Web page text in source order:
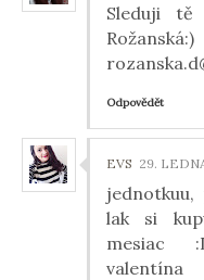
Sleduji
Rožanská:)
Odpovědět
EVS 29.
lak si
mesiac